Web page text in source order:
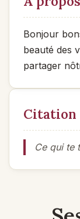
Bonjour
beauté des
partager
Ce qui te